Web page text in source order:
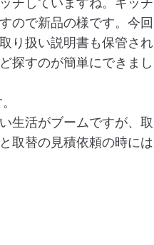
チしていますね。キッチ
ので新品の様です。今回
り扱い説明書も保管され
探すのが簡単にできまし
生活がブームですが、取
取替の見積依頼の時には